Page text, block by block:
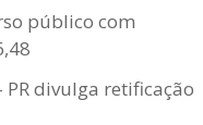
público com
PR divulga retificação